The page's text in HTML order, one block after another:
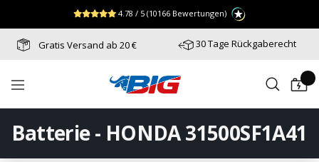
Zum Menü springen
Fußzeile springen
Barrierefreiheits-Widget öffnen
Inhalt
4.78 / 5 (10166 Bewertungen)
Gratis Versand ab 20 € 30 Tage Rückgaberecht
Navigation
Batterie-
Batterie - HONDA 31500SF1A41